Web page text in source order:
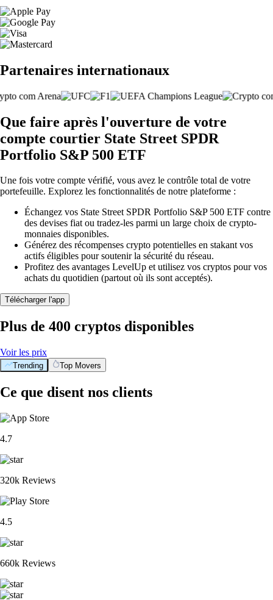
Partenaires internationaux
Que faire après l'ouverture de votre
compte courtier State Street SPDR
Portfolio S&P 500 ETF
Une fois votre compte vérifié, vous avez le contrôle total de votre
portefeuille. Explorez les fonctionnalités de notre plateforme :
Échangez vos State Street SPDR Portfolio S&P 500 ETF contre
des devises fiat ou tradez-les parmi un large choix de crypto-
monnaies disponibles.
Générez des récompenses crypto potentielles en stakant vos
actifs éligibles pour soutenir la sécurité du réseau.
Profitez des avantages LevelUp et utilisez vos cryptos pour vos
achats du quotidien (partout où ils sont acceptés).
Télécharger l'app
Plus de 400 cryptos disponibles
Voir les prix
Trending Top Movers
Ce que disent nos clients
4.7
320k Reviews
4.5
660k Reviews